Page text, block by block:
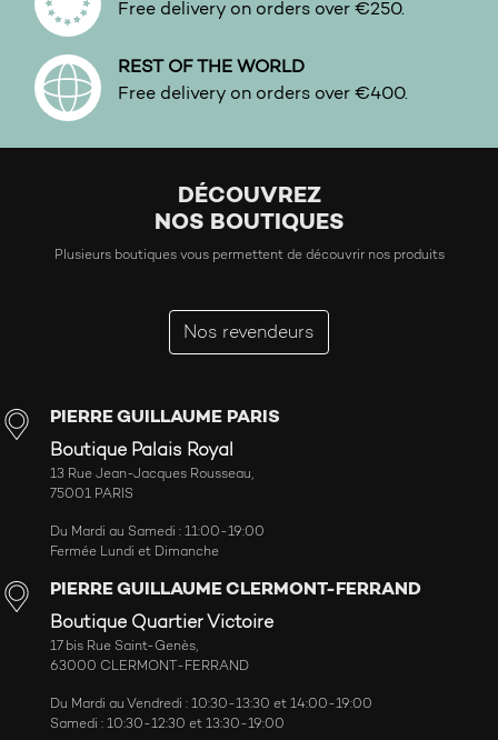
Free delivery on orders over €250.
REST OF THE WORLD
Free delivery on orders over €400.
DÉCOUVREZ
NOS BOUTIQUES
Plusieurs boutiques vous permettent de découvrir nos produits
Nos revendeurs
PIERRE GUILLAUME PARIS
Boutique Palais Royal
13 Rue Jean-Jacques Rousseau,
75001 PARIS
Du Mardi au Samedi : 11:00-19:00
Fermée Lundi et Dimanche
PIERRE GUILLAUME CLERMONT-FERRAND
Boutique Quartier Victoire
17 bis Rue Saint-Genès,
63000 CLERMONT-FERRAND
Du Mardi au Vendredi : 10:30-13:30 et 14:00-19:00
Samedi : 10:30-12:30 et 13:30-19:00